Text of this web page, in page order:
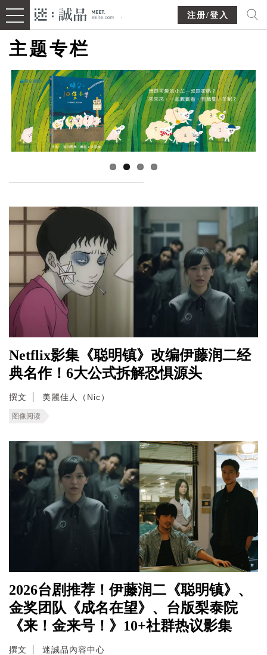
注册/登入
主题专栏
Netflix影集《聪明镇》改编伊藤润二经
典名作！6大公式拆解恐惧源头
撰文 美麗佳人（Nic）
图像阅读
2026台剧推荐！伊藤润二《聪明镇》、
金奖团队《成名在望》、台版梨泰院
《来！金来号！》10+社群热议影集
撰文 迷誠品內容中心